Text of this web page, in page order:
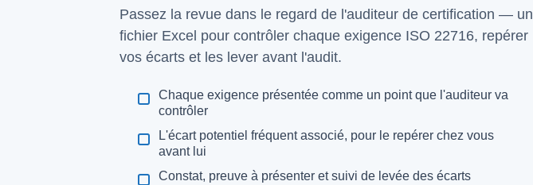
Passez la revue dans le regard de l'auditeur de certification — un
fichier Excel pour contrôler chaque exigence ISO 22716, repérer
vos écarts et les lever avant l'audit.
Chaque exigence présentée comme un point que l'auditeur va
contrôler
L'écart potentiel fréquent associé, pour le repérer chez vous
avant lui
Constat, preuve à présenter et suivi de levée des écarts